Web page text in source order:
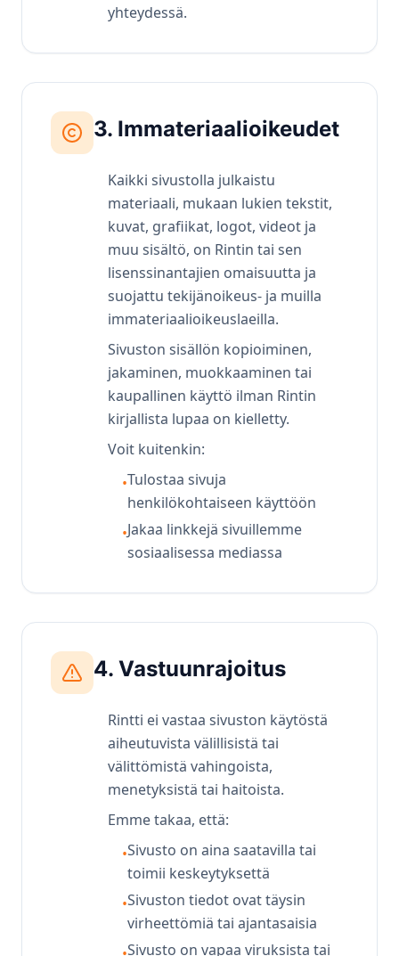
yhteydessä.
3. Immateriaalioikeudet
Kaikki sivustolla julkaistu
materiaali, mukaan lukien tekstit,
kuvat, grafiikat, logot, videot ja
muu sisältö, on Rintin tai sen
lisenssinantajien omaisuutta ja
suojattu tekijänoikeus- ja muilla
immateriaalioikeuslaeilla.
Sivuston sisällön kopioiminen,
jakaminen, muokkaaminen tai
kaupallinen käyttö ilman Rintin
kirjallista lupaa on kielletty.
Voit kuitenkin:
•Tulostaa sivuja
henkilökohtaiseen käyttöön
•Jakaa linkkejä sivuillemme
sosiaalisessa mediassa
4. Vastuunrajoitus
Rintti ei vastaa sivuston käytöstä
aiheutuvista välillisistä tai
välittömistä vahingoista,
menetyksistä tai haitoista.
Emme takaa, että:
•Sivusto on aina saatavilla tai
toimii keskeytyksettä
•Sivuston tiedot ovat täysin
virheettömiä tai ajantasaisia
Sivusto on vapaa viruksista tai